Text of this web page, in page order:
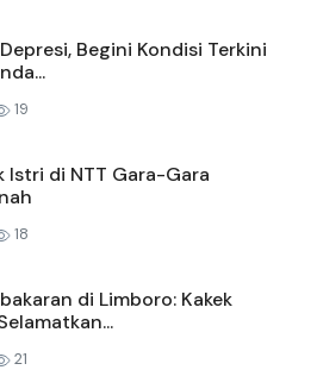
Begini Kondisi Terkini
19
Istri di NTT Gara-Gara
18
di Limboro: Kakek
21